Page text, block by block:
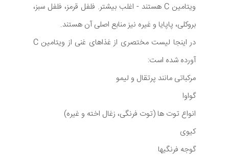
ویتامین C هستند - اغلب بیشتر. فلفل قرمز، فلفل سبز،
بروکلی، پاپایا و غیره نیز منابع اصلی آن هستند.
در اینجا لیست مختصری از غذاهای غنی از ویتامین C
آورده شده است:
مرکباتی مانند پرتقال و لیمو
گواوا
انواع توت ها (توت فرنگی، زغال اخته و غیره)
کیوی
گوجه فرنگیها